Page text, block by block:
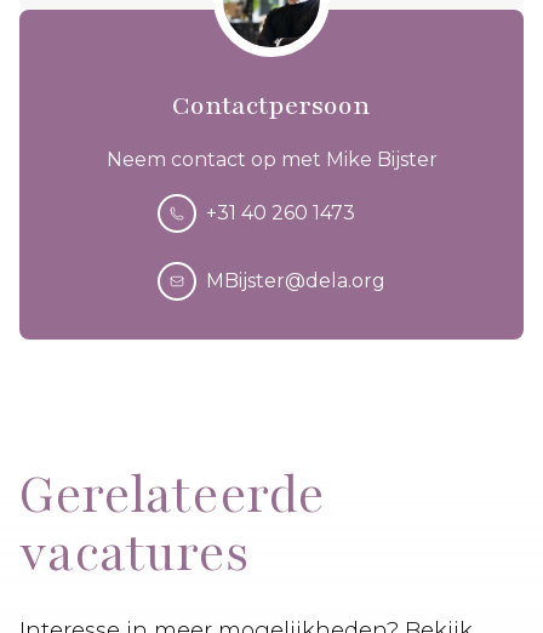
Contactpersoon
Neem contact op met Mike Bijster
+31 40 260 1473
MBijster@dela.org
Gerelateerde
vacatures